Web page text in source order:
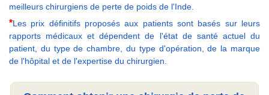
meilleurs chirurgiens de perte de poids de l'Inde.
*Les prix définitifs proposés aux patients sont basés sur leurs
rapports médicaux et dépendent de l'état de santé actuel du
patient, du type de chambre, du type d'opération, de la marque
de l'hôpital et de l'expertise du chirurgien.